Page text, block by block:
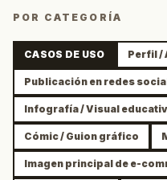
POR CATEGORÍA
CASOS DE USO Perfil /
Publicación en redes
Infografía / Visual
Cómic / Guion gráfico
Imagen principal de e-